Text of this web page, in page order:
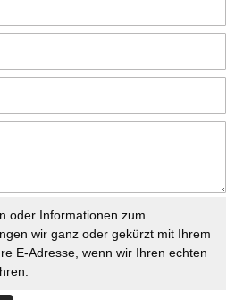
oder Informationen zum
wir ganz oder gekürzt mit Ihrem
E-Adresse, wenn wir Ihren echten